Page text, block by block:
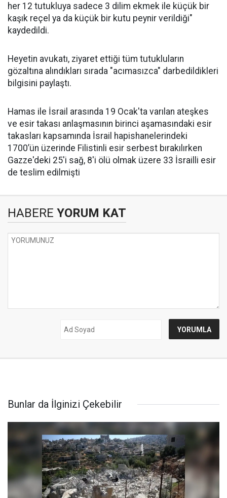
her 12 tutukluya sadece 3 dilim ekmek ile küçük bir
kaşık reçel ya da küçük bir kutu peynir verildiği"
kaydedildi.
Heyetin avukatı, ziyaret ettiği tüm tutukluların
gözaltına alındıkları sırada "acımasızca" darbedildikleri
bilgisini paylaştı.
Hamas ile İsrail arasında 19 Ocak'ta varılan ateşkes
ve esir takası anlaşmasının birinci aşamasındaki esir
takasları kapsamında İsrail hapishanelerindeki
1700’ün üzerinde Filistinli esir serbest bırakılırken
Gazze'deki 25'i sağ, 8'i ölü olmak üzere 33 İsrailli esir
de teslim edilmişti
HABERE YORUM KAT
Bunlar da İlginizi Çekebilir